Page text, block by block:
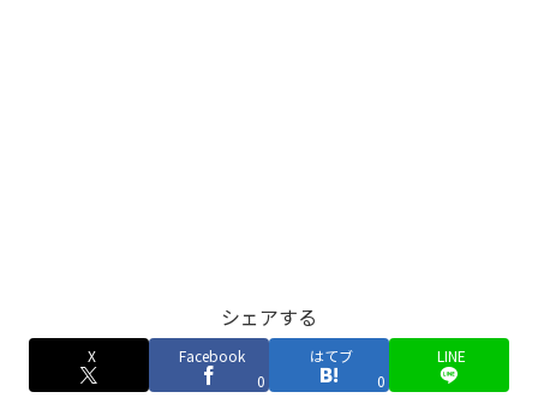
シェアする
X
Facebook
0
はてブ
0
LINE